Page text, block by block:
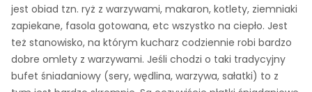
jest obiad tzn. ryż z warzywami, makaron, kotlety, ziemniaki
zapiekane, fasola gotowana, etc wszystko na ciepło. Jest
też stanowisko, na którym kucharz codziennie robi bardzo
dobre omlety z warzywami. Jeśli chodzi o taki tradycyjny
bufet śniadaniowy (sery, wędlina, warzywa, sałatki) to z